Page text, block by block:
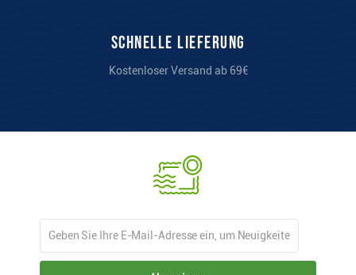
Schnelle Lieferung
Kostenloser Versand ab 69€